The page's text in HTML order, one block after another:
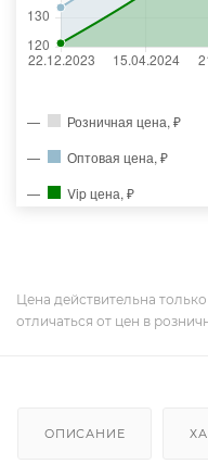
Розничная цена, ₽
Оптовая цена, ₽
Vip цена, ₽
Цена действительна
отличаться от цен в
ОПИСАНИЕ